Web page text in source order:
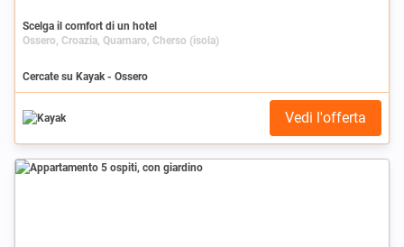
Scelga il comfort di un hotel
Ossero, Croazia, Quarnaro, Cherso (isola)
Cercate su Kayak - Ossero
Vedi l'offerta